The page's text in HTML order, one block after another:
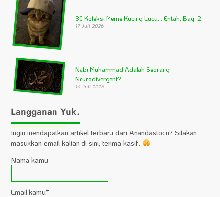
30 Koleksi Meme Kucing Lucu… Entah, Bag. 2
17 Juli 2026
Nabi Muhammad Adalah Seorang
Neurodivergent?
14 Juli 2026
Langganan Yuk.
Ingin mendapatkan artikel terbaru dari Anandastoon? Silakan
masukkan email kalian di sini, terima kasih.
Nama kamu
Email kamu*